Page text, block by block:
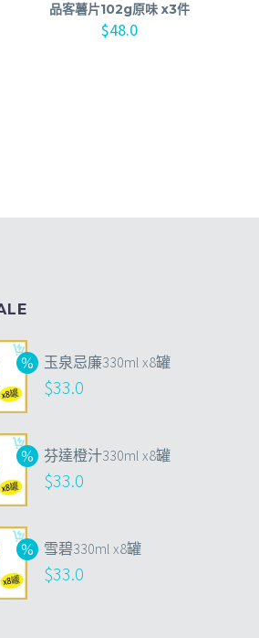
品客薯片102g原味 x3件
$48.0
玉泉忌廉330ml x8罐
$33.0
芬達橙汁330ml x8罐
$33.0
雪碧330ml x8罐
$33.0